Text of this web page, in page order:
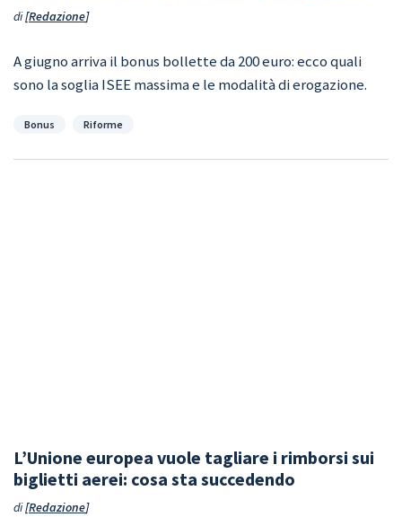
di Redazione
A giugno arriva il bonus bollette da 200 euro: ecco quali
sono la soglia ISEE massima e le modalità di erogazione.
Categorie
Bonus Riforme
L’Unione europea vuole tagliare i rimborsi sui
biglietti aerei: cosa sta succedendo
di Redazione